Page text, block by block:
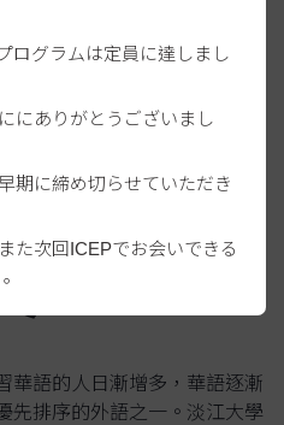
華語中
！
華語的人日漸增多，華語逐漸
先排序的外語之一。淡江大學
ログラムは定員に達しまし
にありがとうございまし
期に締め切らせていただき
た次回ICEPでお会いできる